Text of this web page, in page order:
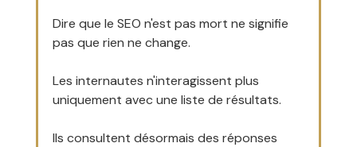
Dire que le SEO n'est pas mort ne signifie
pas que rien ne change.
Les internautes n'interagissent plus
uniquement avec une liste de résultats.
Ils consultent désormais des réponses